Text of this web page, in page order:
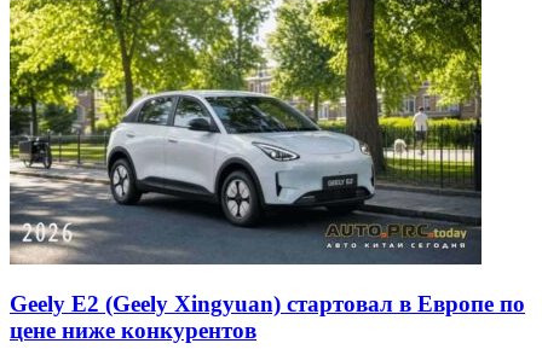
Geely E2 (Geely Xingyuan) стартовал в Европе по
цене ниже конкурентов